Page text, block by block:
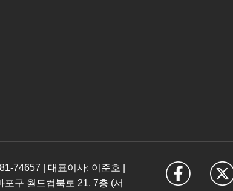
74657 | 대표이사: 이준호 |
구 월드컵북로 21, 7층 (서